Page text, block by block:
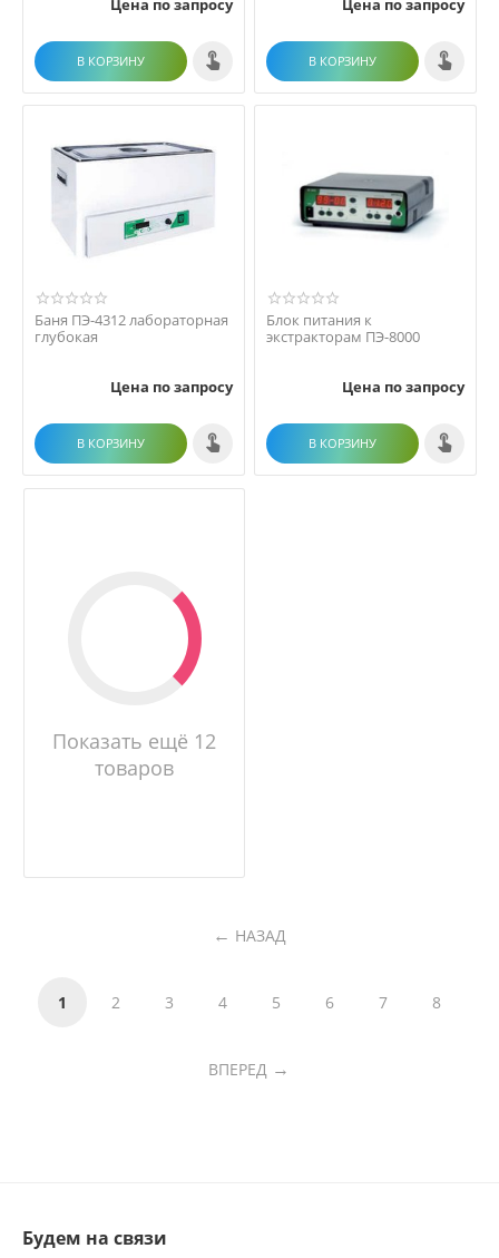
В КОРЗИНУ В КОРЗИНУ
Баня ПЭ-4312 лабораторная
глубокая
Цена по запросу
В КОРЗИНУ
Блок питания к
экстракторам ПЭ-8000
Цена по запросу
В КОРЗИНУ
Показать ещё 12
товаров
НАЗАД
1 2 3 4 5 6 7 8
ВПЕРЕД
Будем на связи